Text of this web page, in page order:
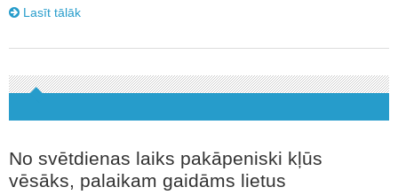
Lasīt tālāk
No svētdienas laiks pakāpeniski kļūs
vēsāks, palaikam gaidāms lietus